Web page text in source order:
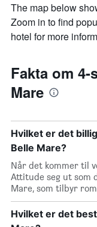
The map below
Zoom in to find
hotel for more
Fakta om
Mare
Hvilket er det
Belle Mare?
Når det kommer til
Attitude seg ut som
Mare, som tilbyr
Hvilket er det